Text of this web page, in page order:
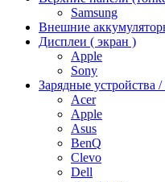
Samsung
Внешние
Дисплеи ( экран )
Apple
Sony
Зарядные устройства
Acer
Apple
Asus
BenQ
Clevo
Dell